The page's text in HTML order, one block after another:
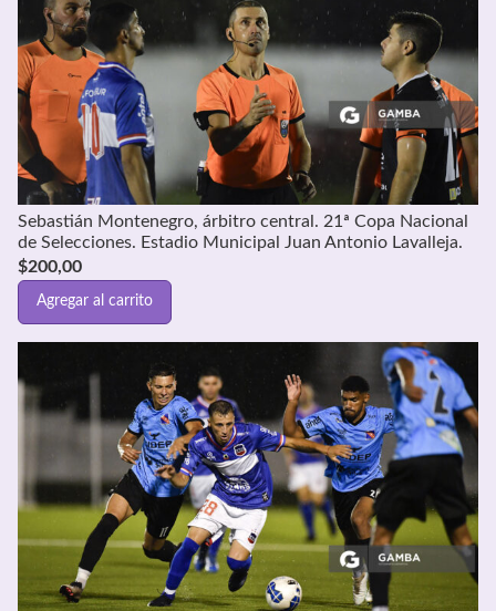
Sebastián Montenegro, árbitro central. 21ª Copa Nacional
de Selecciones. Estadio Municipal Juan Antonio Lavalleja.
$200,00
Agregar al carrito